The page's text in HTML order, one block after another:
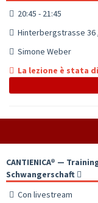
20:45 - 21:45
Hinterbergstrasse 36
Simone Weber
La lezione è stata
CANTIENICA® —
Schwangerschaft
Con livestream